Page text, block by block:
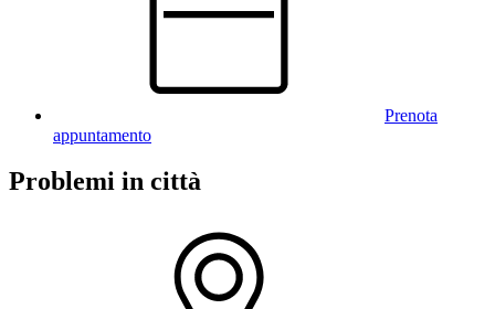
Prenota
appuntamento
Problemi in città